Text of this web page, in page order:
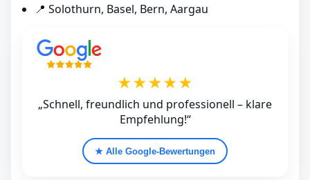
📍 Solothurn, Basel, Bern, Aargau
★★★★★
„Schnell, freundlich und professionell – klare
Empfehlung!“
★ Alle Google‑Bewertungen